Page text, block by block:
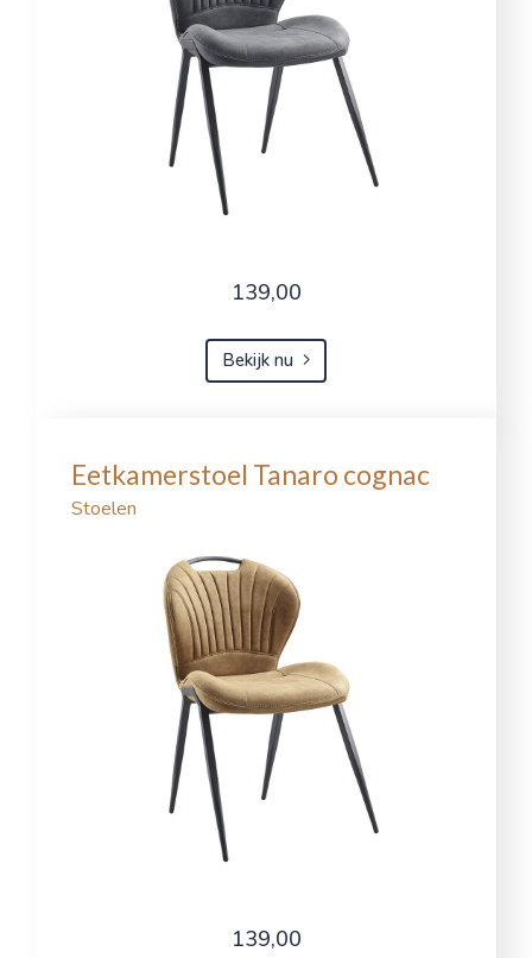
139,00
Bekijk nu
Eetkamerstoel Tanaro cognac
Stoelen
139,00